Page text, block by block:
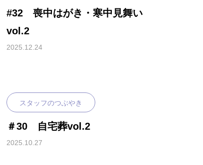
#32 喪中はがき・寒中見舞い
vol.2
2025.12.24
スタッフのつぶやき
＃30 自宅葬vol.2
2025.10.27